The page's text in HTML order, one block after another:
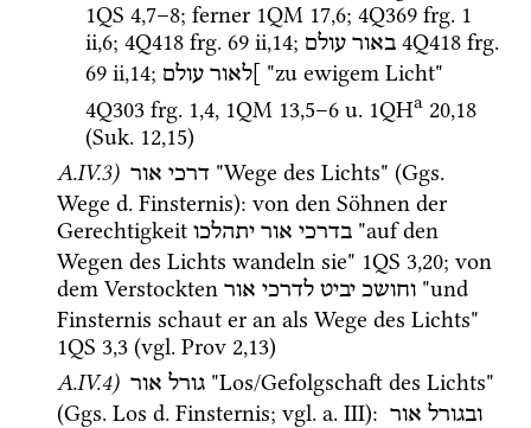
1QS 4,7–8; ferner 1QM 17,6; 4Q369 frg. 1
ii,6; 4Q418 frg. 69 ii,14; באור עולם 4Q418 frg.
69 ii,14; ]לאור עולם
4Q303 frg. 1,4, 1QM 13,5–6 u. 1QHa 20,18
(Suk. 12,15)
A.IV.3) דרכי אור "Wege des Lichts" (Ggs.
Wege d. Finsternis): von den Söhnen der
Gerechtigkeit
בדרכי אור יתהלכו
"auf den
Wegen des Lichts wandeln sie" 1QS 3,20; von
dem Verstockten
וחושכ יביט לדרכי אור
"und
1QS 3,3 (vgl. Prov 2,13)
A.IV.4) גורל אור "Los/Gefolgschaft des Lichts"
(Ggs. Los d. Finsternis; vgl. a. III): ובגורל אור